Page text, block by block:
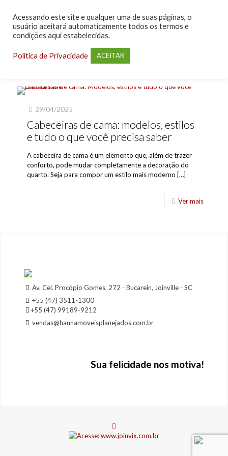
29/04/2025
Cabeceiras de cama: modelos, estilos
e tudo o que você precisa saber
A cabeceira de cama é um elemento que, além de trazer
conforto, pode mudar completamente a decoração do
quarto. Seja para compor um estilo mais moderno […]
Ver mais
Av. Cel. Procópio Gomes, 272 - Bucarein, Joinville - SC
+55 (47) 3511-1300
+55 (47) 99189-9212
vendas@hannamoveisplanejados.com.br
Sua felicidade nos motiva!
Acessando este site e qualquer uma de suas páginas, o
usuário aceitará automaticamente todos os termos e
condições aqui estabelecidas.
Política de Privacidade ACEITAR